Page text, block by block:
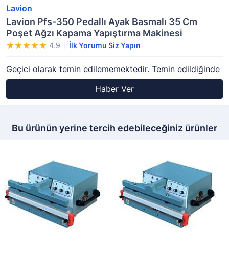
Lavion
Lavion Pfs-350 Pedallı Ayak Basmalı 35 Cm
Poşet Ağzı Kapama Yapıştırma Makinesi
4.9 İlk Yorumu Siz Yapın
Geçici olarak temin edilememektedir. Temin edildiğinde
Haber Ver
Bu ürünün yerine tercih edebileceğiniz ürünler